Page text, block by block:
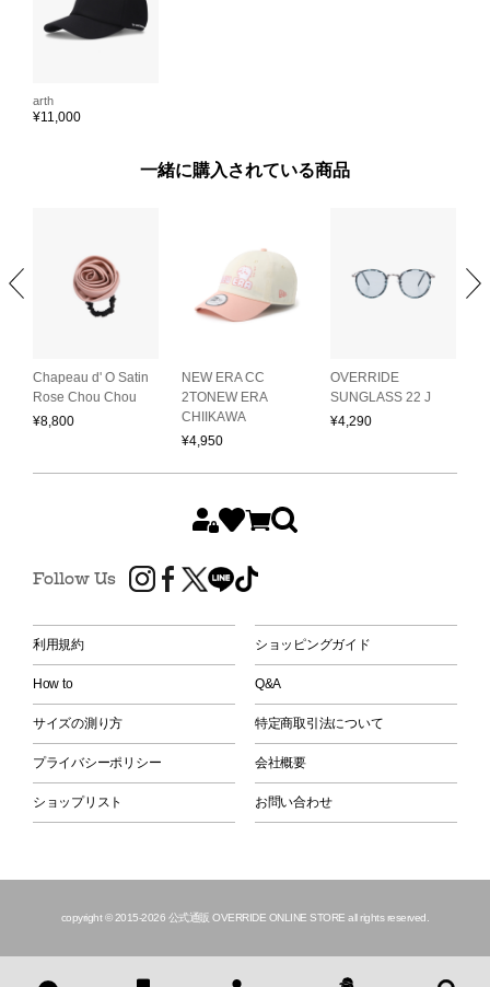
arth
¥11,000
一緒に購入されている商品
Chapeau d' O Satin
Rose Chou Chou
¥8,800
NEW ERA CC
2TONEW ERA
CHIIKAWA
¥4,950
OVERRIDE
SUNGLASS 22 J
¥4,290
Follow Us
利用規約 ショッピングガイド
How to Q&A
サイズの測り方 特定商取引法について
プライバシーポリシー 会社概要
ショップリスト お問い合わせ
copyright © 2015-2026 公式通販 OVERRIDE ONLINE STORE all rights reserved.